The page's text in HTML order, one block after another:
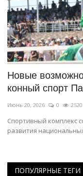
Новые
конный спорт
Июнь 20, 2026 0 2520
Спортивный комплекс
развития
ПОПУЛЯРНЫЕ ТЕГИ